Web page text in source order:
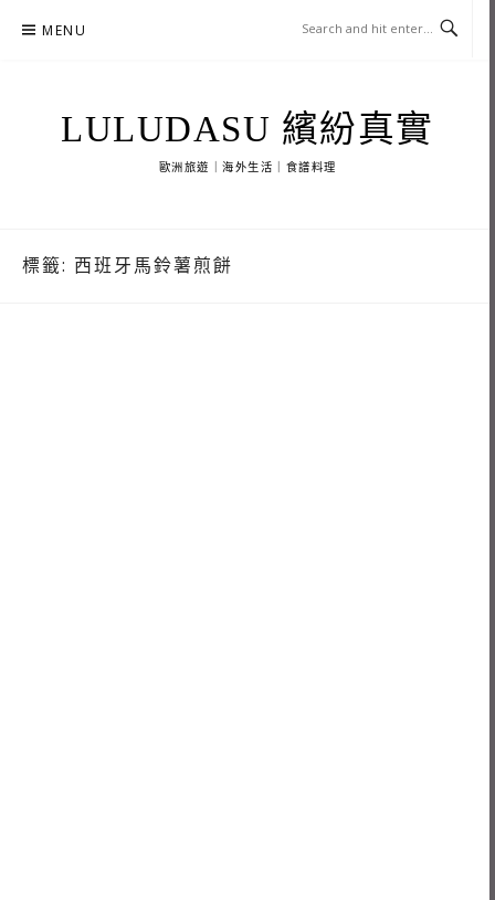
MENU
LULUDASU 繽紛真實
歐洲旅遊｜海外生活｜食譜料理
標籤: 西班牙馬鈴薯煎餅